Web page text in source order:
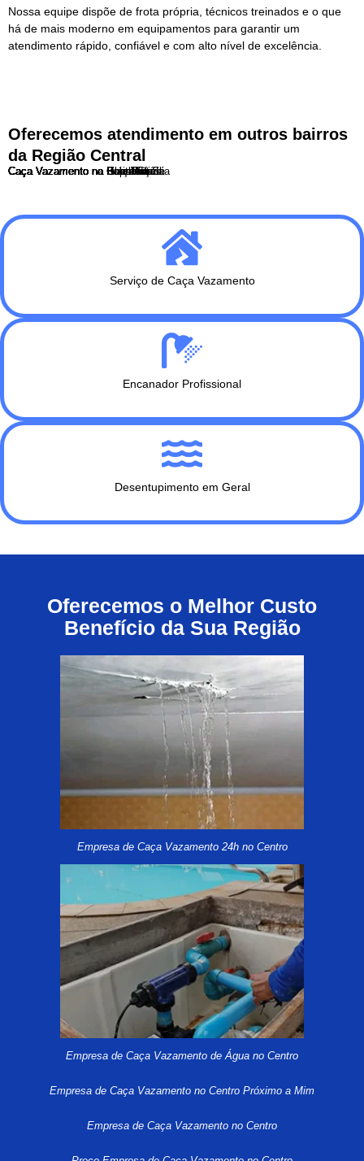
Nossa equipe dispõe de frota própria, técnicos treinados e o que
há de mais moderno em equipamentos para garantir um
atendimento rápido, confiável e com alto nível de excelência.
Oferecemos atendimento em outros bairros
da Região Central
Caça Vazamento na Barra Funda
Caça Vazamento na Bela Vista
Caça Vazamento no Bom Retiro
Caça Vazamento no Brás
Caça Vazamento no Cambuci
Caça Vazamento na Consolação
Caça Vazamento na Liberdade
Caça Vazamento no Pari
Caça Vazamento na Praça da Sé
Caça Vazamento na Republica
Caça Vazamento na Santa Cecília
Serviço de Caça Vazamento
Encanador Profissional
Desentupimento em Geral
Oferecemos o Melhor Custo
Benefício da Sua Região
Empresa de Caça Vazamento 24h no Centro
Empresa de Caça Vazamento de Água no Centro
Empresa de Caça Vazamento no Centro Próximo a Mim
Empresa de Caça Vazamento no Centro